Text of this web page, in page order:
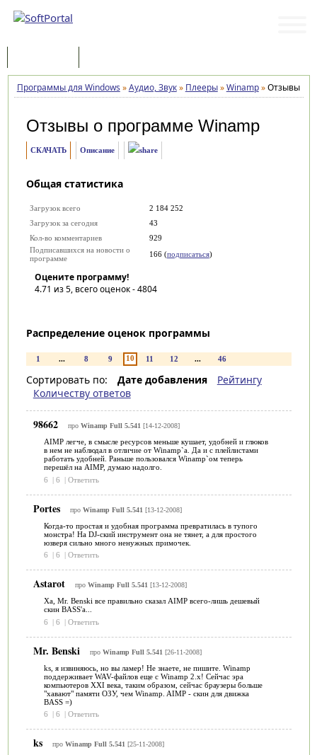
Программы для Windows »Аудио, Звук» Плееры»Winamp»Отзывы
Отзывы о программе Winamp
СКАЧАТЬ Описание
Общая статистика
Загрузок всего
2 184 252
Загрузок за сегодня
43
Кол-во комментариев
929
Подписавшихся на новости о
программе
166 (подписаться)
Оцените программу!
4.71 из 5, всего оценок -4804
Распределение оценок программы
1 ... 8 9 10 11 12 ... 46
Сортировать по: Дате добавления
Рейтингу
Количеству ответов
98662 про Winamp Full 5.541 [14-12-2008]
AIMP легче, в смысле ресурсов меньше кушает, удобней и глюков
в нем не наблюдал в отличие от Winamp`а. Да и с плейлистами
работать удобней. Раньше пользовался Winamp`ом теперь
перешёл на AIMP, думаю надолго.
6
| 6 | Ответить
Portes про Winamp Full 5.541 [13-12-2008]
Когда-то простая и удобная программа превратилась в тупого
монстра! На DJ-ский инструмент она не тянет, а для простого
юзверя сильно много ненужных примочек.
6
| 6 | Ответить
Astarot про Winamp Full 5.541 [13-12-2008]
Ха, Mr. Benski все правильно сказал AIMP всего-лишь дешевый
скин BASS'a...
6
| 6 | Ответить
Mr. Benski про Winamp Full 5.541 [26-11-2008]
ks, я извиняюсь, но вы ламер! Не знаете, не пишите. Winamp
поддерживает WAV-файлов еще с Winamp 2.x! Сейчас эра
компьютеров XXI века, таким образом, сейчас браузеры больше
"хавают" памяти ОЗУ, чем Winamp. AIMP - скин для движка
BASS =)
6
| 6 | Ответить
ks про Winamp Full 5.541 [25-11-2008]